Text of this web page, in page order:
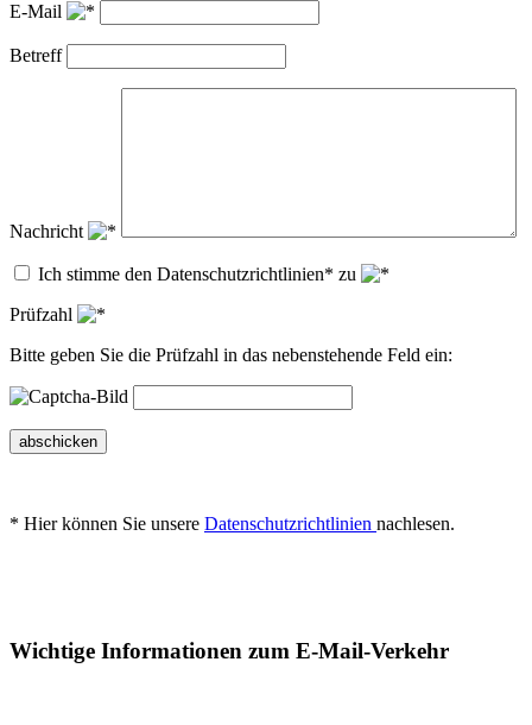
E-Mail
Betreff
Nachricht
Ich stimme den Datenschutzrichtlinien* zu
Prüfzahl
Bitte geben Sie die Prüfzahl in das nebenstehende Feld ein:
abschicken
* Hier können Sie unsere Datenschutzrichtlinien nachlesen.
Wichtige Informationen zum E-Mail-Verkehr